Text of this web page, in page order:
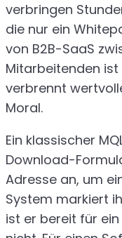
verbringen
die nur ein
von B2B-SaaS
Mitarbeitenden ist
verbrennt
Moral.
Ein klassischer
Download-
Adresse an, um
System markiert
ist er bereit für